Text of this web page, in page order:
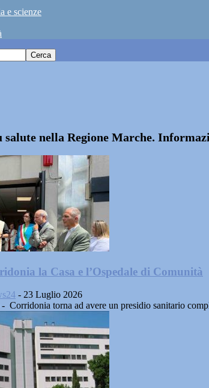
e scienze
nella Regione Marche.
la Casa e l’Ospedale di Comunità
- 23 Luglio 2026
torna ad avere un presidio sanitario